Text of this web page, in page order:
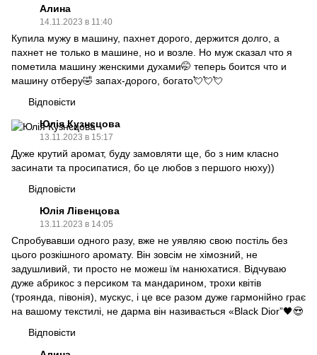
Алина
14.11.2023 в 11:40
Купила мужу в машину, пахнет дорого, держится долго, а
пахнет не только в машине, но и возле. Но муж сказал что я
пометила машину женскими духами🤭 теперь боится что и
машину отберу🤣 запах-дорого, богато💘💘💘
Відповісти
Юлія Кузнєцова
13.11.2023 в 15:17
Дуже крутий аромат, буду замовляти ще, бо з ним класно
засинати та просипатися, бо це любов з першого нюху))
Відповісти
Юлія Лівенцова
13.11.2023 в 14:05
Спробувавши одного разу, вже не уявляю свою постіль без
цього розкішного аромату. Він зовсім не хімозний, не
задушливий, ти просто не можеш їм нанюхатися. Відчуваю
дуже абрикос з персиком та мандарином, трохи квітів
(троянда, півонія), мускус, і це все разом дуже гармонійно грає
на вашому текстилі, не дарма він називається «Black Dior”🖤😍
Відповісти